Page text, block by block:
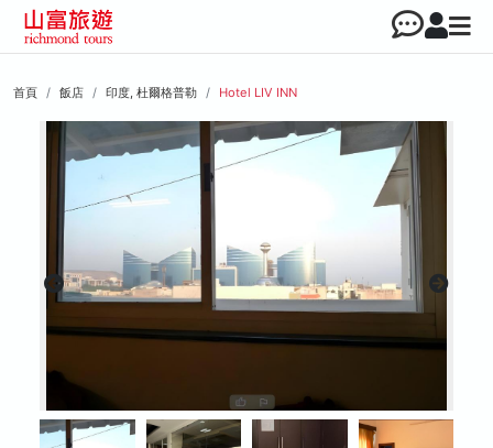
首頁 飯店 印度, 杜爾格普勒 Hotel LIV INN